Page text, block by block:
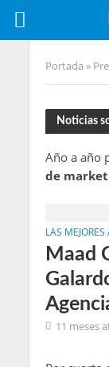
Portada »
Noticias
Año a año
de
LAS
Maad
11 meses